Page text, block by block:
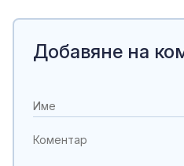
Добавяне на